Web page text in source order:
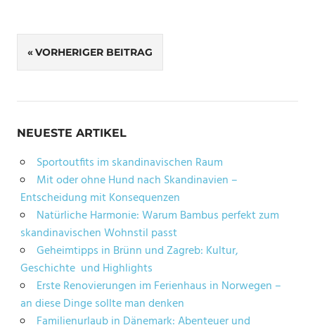
Beitragsnavigation
VORHERIGER BEITRAG
NEUESTE ARTIKEL
Sportoutfits im skandinavischen Raum
Mit oder ohne Hund nach Skandinavien –
Entscheidung mit Konsequenzen
Natürliche Harmonie: Warum Bambus perfekt zum
skandinavischen Wohnstil passt
Geheimtipps in Brünn und Zagreb: Kultur,
Geschichte und Highlights
Erste Renovierungen im Ferienhaus in Norwegen –
an diese Dinge sollte man denken
Familienurlaub in Dänemark: Abenteuer und